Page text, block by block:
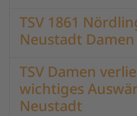
TSV 1861
Neustadt Damen
TSV Damen
wichtiges
Neustadt